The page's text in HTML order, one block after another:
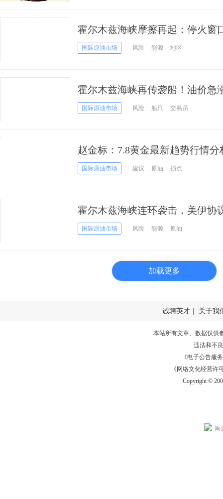
霍尔木兹海峡摩擦再起：停火窗
国际原油市场 风险 能源 地区
霍尔木兹海峡再传袭船！油价急
平”面临重大考验
国际原油市场 风险 船只 交易员
赵金标：7.8黄金最新趋势行情
国际原油市场 建议 原油 损点
霍尔木兹海峡连环袭击，美伊协
国际原油市场 风险 能源 原油
加载更多
诚聘英才 关于我
本站所有文章、数据仅供
违法和不
《电子公告服务
《网络文化经营许
Copyright ©
闽